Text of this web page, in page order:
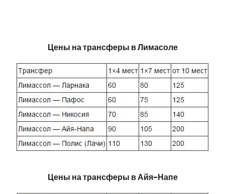
Цены на трансферы в Лимасоле
Цены на трансферы в Айя-Напе